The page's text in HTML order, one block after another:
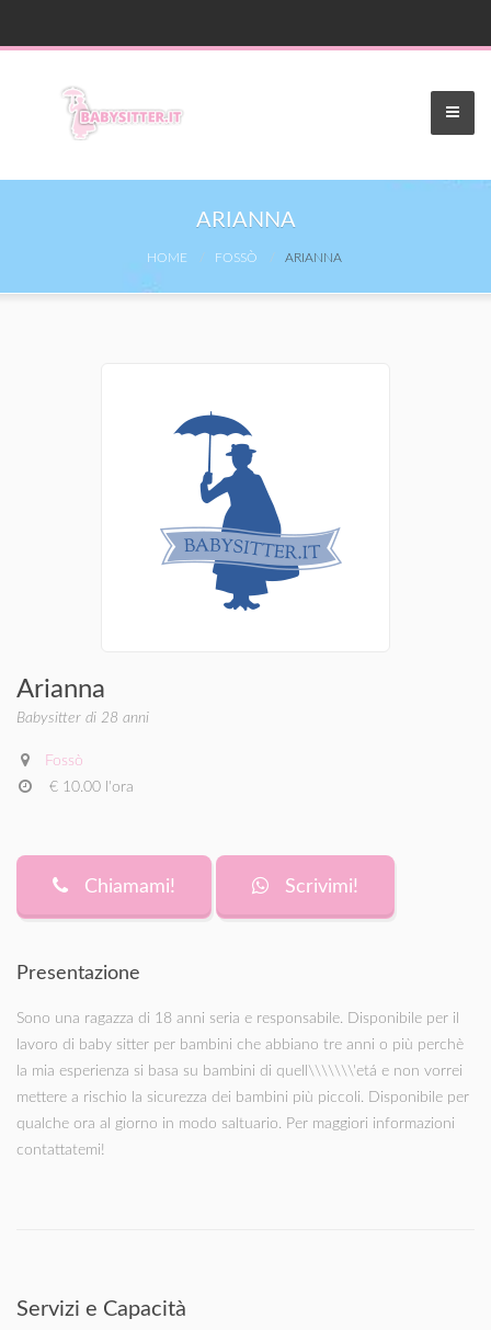
ARIANNA
HOME FOSSÒ ARIANNA
Arianna
Babysitter di 28 anni
Fossò
€ 10.00 l'ora
Chiamami! Scrivimi!
Presentazione
Sono una ragazza di 18 anni seria e responsabile. Disponibile per il
lavoro di baby sitter per bambini che abbiano tre anni o più perchè
la mia esperienza si basa su bambini di quell\\\\\\\'etá e non vorrei
mettere a rischio la sicurezza dei bambini più piccoli. Disponibile per
qualche ora al giorno in modo saltuario. Per maggiori informazioni
contattatemi!
Servizi e Capacità